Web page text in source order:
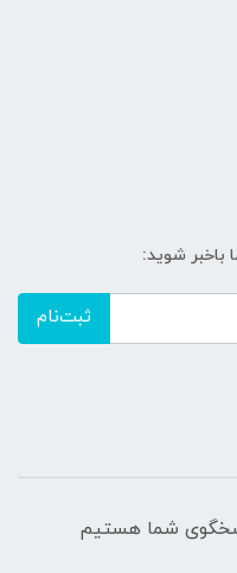
باخبر شوید:
ثبت‌نام